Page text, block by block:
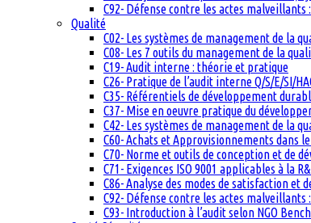
C92- Défense contre les actes
Qualité
C02- Les systèmes de management de la
C08- Les 7 outils du management de la
C19- Audit interne : théorie et pratique
C26- Pratique de l’audit interne Q/S/E/SI/
C35- Référentiels de développement
C37- Mise en oeuvre pratique du
C42- Les systèmes de management de la
C60- Achats et Approvisionnements dans
C70- Norme et outils de conception et de
C71- Exigences ISO 9001 applicables à la
C86- Analyse des modes de satisfaction et
C92- Défense contre les actes
C93- Introduction à l’audit selon NGO